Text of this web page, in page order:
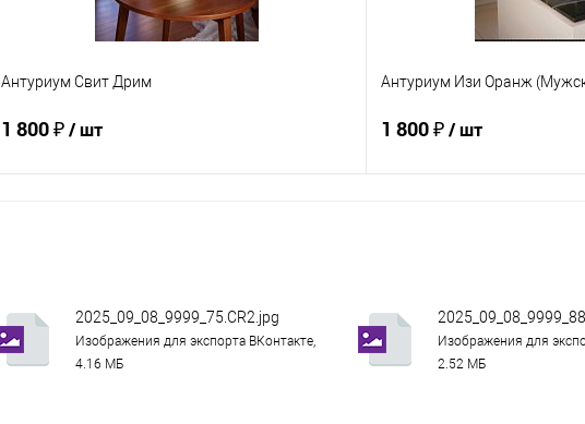
Антуриум Свит Дрим
1 800 ₽/ шт
В избранное
В наличии
Антуриум Изи Оранж
1 800 ₽/ шт
В избранное
2025_09_08_9999_75.CR2.jpg
Изображения для экспорта ВКонтакте,
4.16 МБ
Изображения для
2.52 МБ